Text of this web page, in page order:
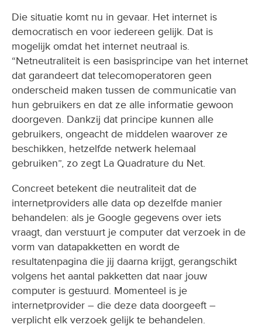
Die situatie komt nu in gevaar. Het internet is
democratisch en voor iedereen gelijk. Dat is
mogelijk omdat het internet neutraal is.
“Netneutraliteit is een basisprincipe van het internet
dat garandeert dat telecomoperatoren geen
onderscheid maken tussen de communicatie van
hun gebruikers en dat ze alle informatie gewoon
doorgeven. Dankzij dat principe kunnen alle
gebruikers, ongeacht de middelen waarover ze
beschikken, hetzelfde netwerk helemaal
gebruiken”, zo zegt La Quadrature du Net.
Concreet betekent die neutraliteit dat de
internetproviders alle data op dezelfde manier
behandelen: als je Google gegevens over iets
vraagt, dan verstuurt je computer dat verzoek in de
vorm van datapakketten en wordt de
resultatenpagina die jij daarna krijgt, gerangschikt
volgens het aantal pakketten dat naar jouw
computer is gestuurd. Momenteel is je
internetprovider – die deze data doorgeeft –
verplicht elk verzoek gelijk te behandelen.